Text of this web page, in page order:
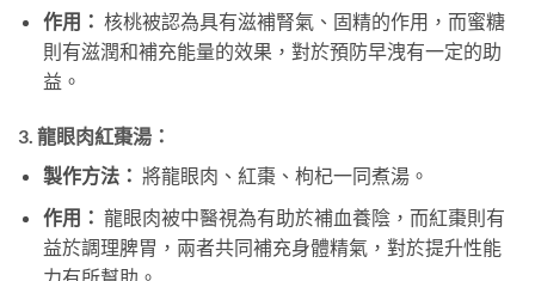
作用： 核桃被認為具有滋補腎氣、固精的作用，而蜜糖
則有滋潤和補充能量的效果，對於預防早洩有一定的助
益。
3. 龍眼肉紅棗湯：
製作方法： 將龍眼肉、紅棗、枸杞一同煮湯。
作用： 龍眼肉被中醫視為有助於補血養陰，而紅棗則有
益於調理脾胃，兩者共同補充身體精氣，對於提升性能
力有所幫助。